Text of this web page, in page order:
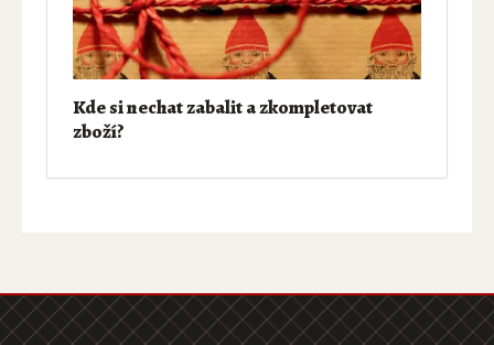
Kde si nechat zabalit a zkompletovat
zboží?